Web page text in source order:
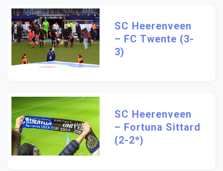
SC Heerenveen
– FC Twente (3-
3)
SC Heerenveen
– Fortuna Sittard
(2-2*)